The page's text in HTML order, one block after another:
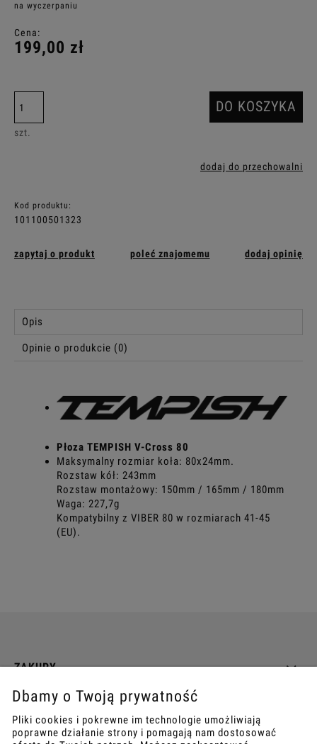
na wyczerpaniu
Cena:
199,00 zł
szt.
DO KOSZYKA
dodaj do przechowalni
Kod produktu:
101100501323
zapytaj o produkt poleć znajomemu dodaj opinię
Opis
Opinie o produkcie (0)
Płoza TEMPISH V-Cross 80
Maksymalny rozmiar koła: 80x24mm.
Rozstaw kół: 243mm
Rozstaw montażowy: 150mm / 165mm / 180mm
Waga: 227,7g
Kompatybilny z VIBER 80 w rozmiarach 41-45
(EU).
ZAKUPY
INFO
REGULAMINY
Dbamy o Twoją prywatność
Pliki cookies i pokrewne im technologie umożliwiają
poprawne działanie strony i pomagają nam dostosować